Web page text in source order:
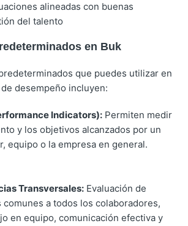
alineadas con buenas
del talento
en Buk
que puedes utilizar en
desempeño incluyen:
Indicators): Permiten medir
y los objetivos alcanzados por un
equipo o la empresa en general.
Transversales: Evaluación de
comunes a todos los colaboradores,
en equipo, comunicación efectiva y